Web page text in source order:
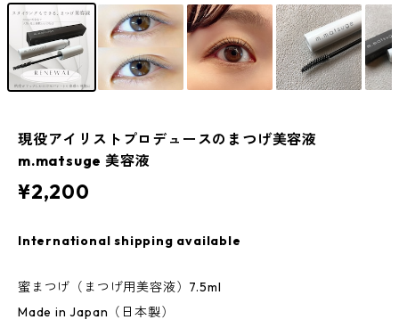
現役アイリストプロデュースのまつげ美容液
m.matsuge 美容液
¥2,200
International shipping available
蜜まつげ（まつげ用美容液）7.5ml
Made in Japan（日本製）